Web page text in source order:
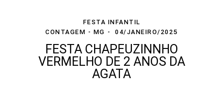
FESTA INFANTIL
CONTAGEM - MG
04/JANEIRO/2025
FESTA CHAPEUZINNHO
VERMELHO DE 2 ANOS DA
AGATA